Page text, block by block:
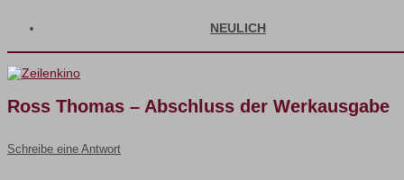
NEULICH
Ross Thomas – Abschluss der Werkausgabe
Schreibe eine Antwort